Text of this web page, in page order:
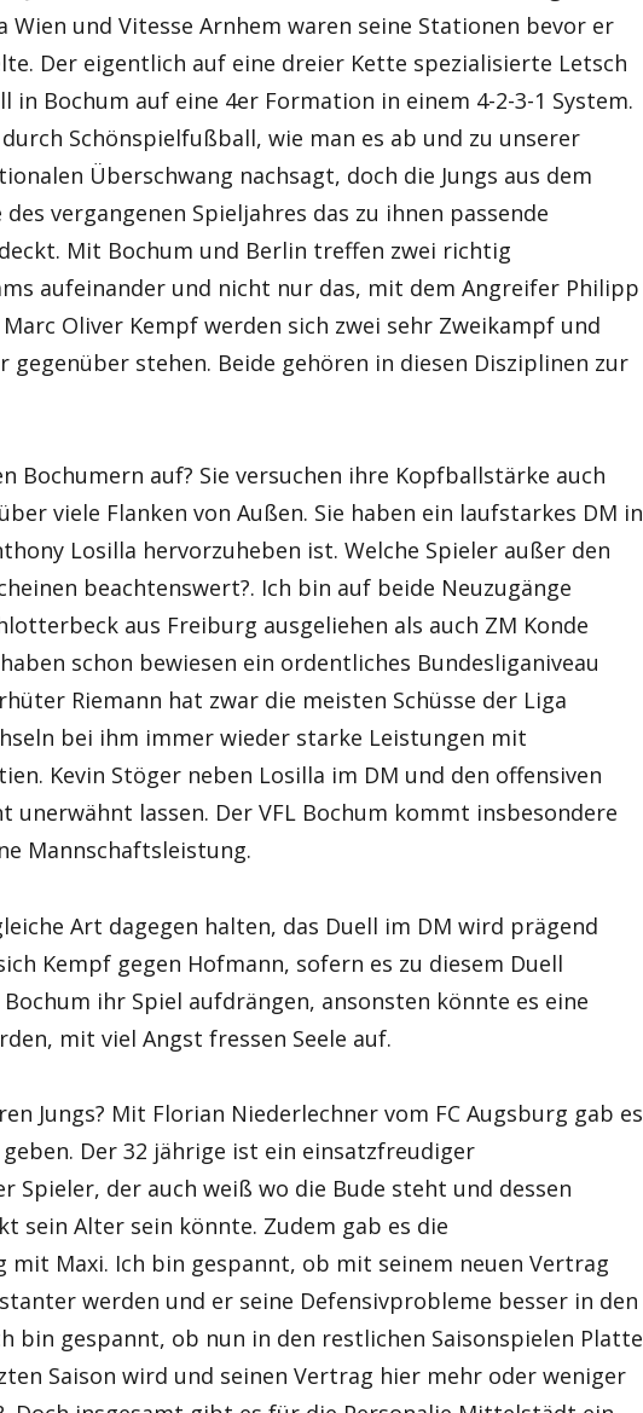
Wien und Vitesse Arnhem waren seine Stationen bevor er
Der eigentlich auf eine dreier Kette spezialisierte Letsch
in Bochum auf eine 4er Formation in einem 4-2-3-1 System.
Schönspielfußball, wie man es ab und zu unserer
Überschwang nachsagt, doch die Jungs aus dem
vergangenen Spieljahres das zu ihnen passende
Mit Bochum und Berlin treffen zwei richtig
aufeinander und nicht nur das, mit dem Angreifer Philipp
Oliver Kempf werden sich zwei sehr Zweikampf und
gegenüber stehen. Beide gehören in diesen Disziplinen zur
Bochumern auf? Sie versuchen ihre Kopfballstärke auch
viele Flanken von Außen. Sie haben ein laufstarkes DM in
Losilla hervorzuheben ist. Welche Spieler außer den
beachtenswert?. Ich bin auf beide Neuzugänge
aus Freiburg ausgeliehen als auch ZM Konde
schon bewiesen ein ordentliches Bundesliganiveau
Riemann hat zwar die meisten Schüsse der Liga
bei ihm immer wieder starke Leistungen mit
Kevin Stöger neben Losilla im DM und den offensiven
unerwähnt lassen. Der VFL Bochum kommt insbesondere
Mannschaftsleistung.
Art dagegen halten, das Duell im DM wird prägend
Kempf gegen Hofmann, sofern es zu diesem Duell
ihr Spiel aufdrängen, ansonsten könnte es eine
mit viel Angst fressen Seele auf.
Jungs? Mit Florian Niederlechner vom FC Augsburg gab es
Der 32 jährige ist ein einsatzfreudiger
Spieler, der auch weiß wo die Bude steht und dessen
sein Alter sein könnte. Zudem gab es die
mit Maxi. Ich bin gespannt, ob mit seinem neuen Vertrag
werden und er seine Defensivprobleme besser in den
bin gespannt, ob nun in den restlichen Saisonspielen Platte
Saison wird und seinen Vertrag hier mehr oder weniger